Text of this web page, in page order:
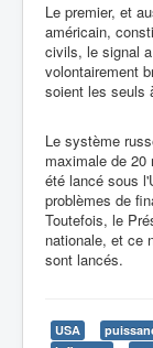
Le premier, et
américain,
civils, le signal
volontairement
soient les seuls
Le système
maximale de
été lancé sous
problèmes de
Toutefois, le
nationale, et ce
sont lancés.
USA